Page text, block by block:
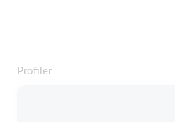
Profiler